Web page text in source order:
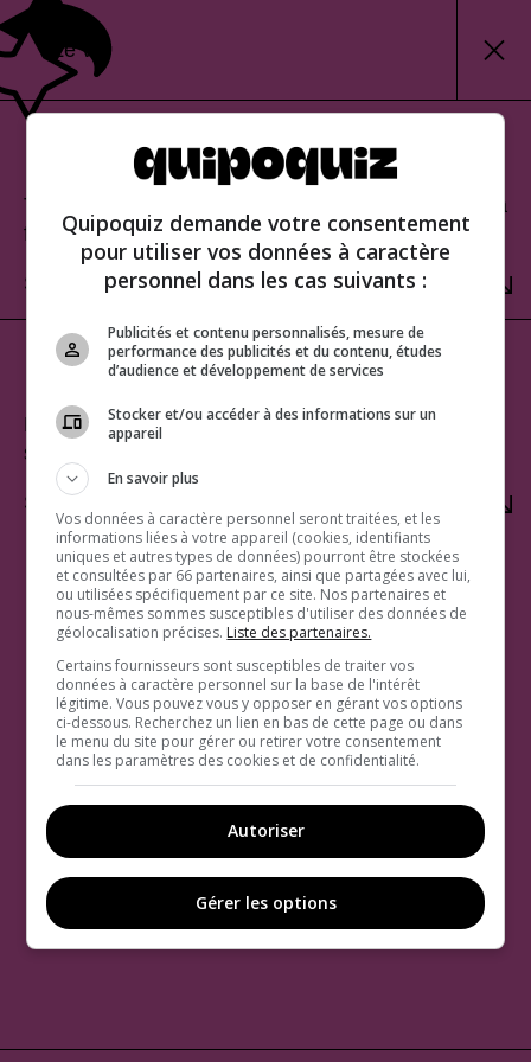
Le vin
Mode classique
Teste tes connaissances et découvre ton score à la
fin.
SÉLECTIONNER
Mode rafale
Relève le défi du score parfait. Une seule erreur te
sera fatale!
SÉLECTIONNER
Quipoquiz demande votre consentement
pour utiliser vos données à caractère
personnel dans les cas suivants :
Publicités et contenu personnalisés, mesure de
performance des publicités et du contenu, études
d’audience et développement de services
Stocker et/ou accéder à des informations sur un
appareil
En savoir plus
Vos données à caractère personnel seront traitées, et les
informations liées à votre appareil (cookies, identifiants
uniques et autres types de données) pourront être stockées
et consultées par 66 partenaires, ainsi que partagées avec lui,
ou utilisées spécifiquement par ce site. Nos partenaires et
nous-mêmes sommes susceptibles d'utiliser des données de
géolocalisation précises. Liste des partenaires.
Certains fournisseurs sont susceptibles de traiter vos
données à caractère personnel sur la base de l'intérêt
légitime. Vous pouvez vous y opposer en gérant vos options
ci-dessous. Recherchez un lien en bas de cette page ou dans
le menu du site pour gérer ou retirer votre consentement
dans les paramètres des cookies et de confidentialité.
Autoriser
Gérer les options